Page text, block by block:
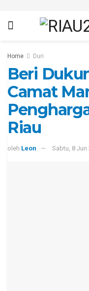
Home Duri
Beri
Camat
Riau
oleh Leon Sabtu, 8 Jun